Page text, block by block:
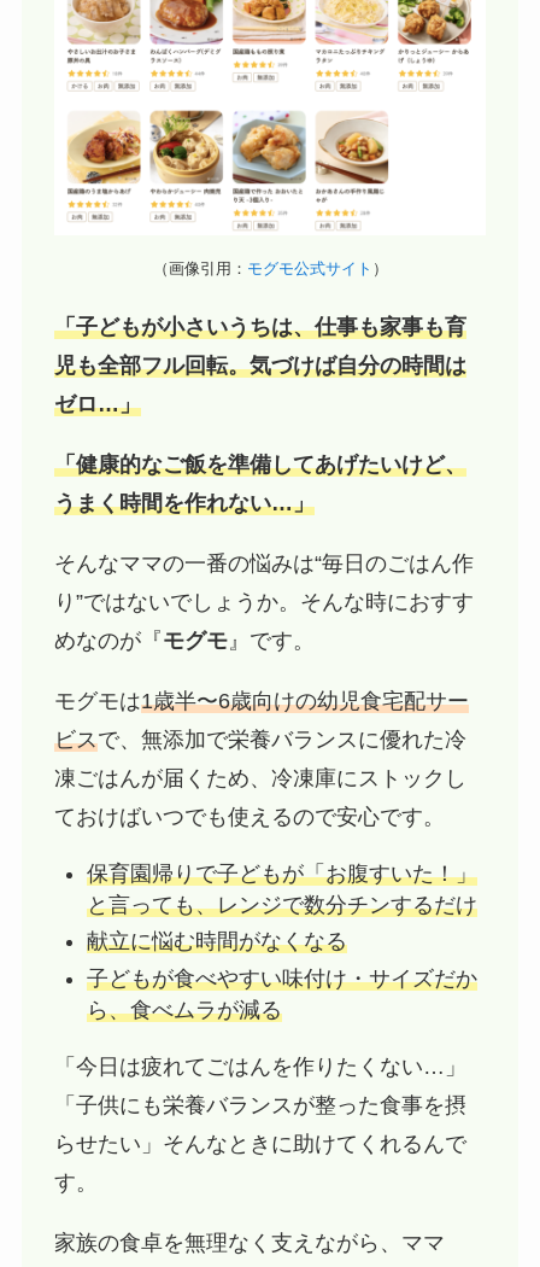
（画像引用： モグモ公式サイト ）
「子どもが小さいうちは、仕事も家事も育
児も全部フル回転。気づけば自分の時間は
ゼロ…」
「健康的なご飯を準備してあげたいけど、
うまく時間を作れない…」
そんなママの一番の悩みは“毎日のごはん作
り”ではないでしょうか。そんな時におすす
めなのが『モグモ』です。
モグモは1歳半〜6歳向けの幼児食宅配サー
ビスで、無添加で栄養バランスに優れた冷
凍ごはんが届くため、冷凍庫にストックし
ておけばいつでも使えるので安心です。
保育園帰りで子どもが「お腹すいた！」
と言っても、レンジで数分チンするだけ
献立に悩む時間がなくなる
子どもが食べやすい味付け・サイズだか
ら、食べムラが減る
「今日は疲れてごはんを作りたくない…」
「子供にも栄養バランスが整った食事を摂
らせたい」そんなときに助けてくれるんで
す。
家族の食卓を無理なく支えながら、ママ